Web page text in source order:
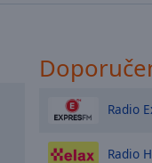
Radio
Radio